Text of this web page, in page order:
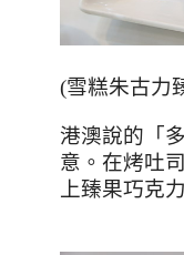
(雪糕朱古力
港澳說的「
意。在烤吐
上臻果巧克